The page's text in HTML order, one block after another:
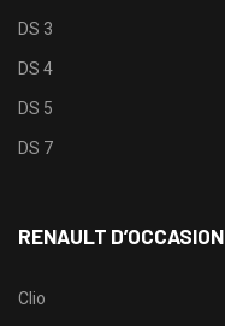
DS 3
DS 4
DS 5
DS 7
RENAULT D’OCCASION
Clio